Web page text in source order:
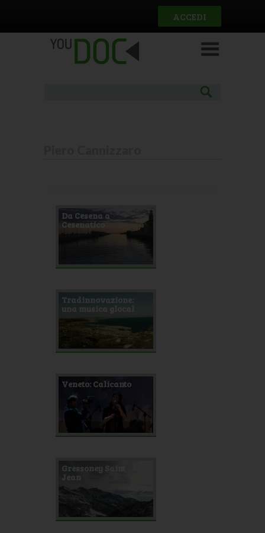
ACCEDI
Da Cesena a
Cesenatico
Tradinnovazione:
una musica glocal
Veneto: Calicanto
Gressoney Saint
Jean